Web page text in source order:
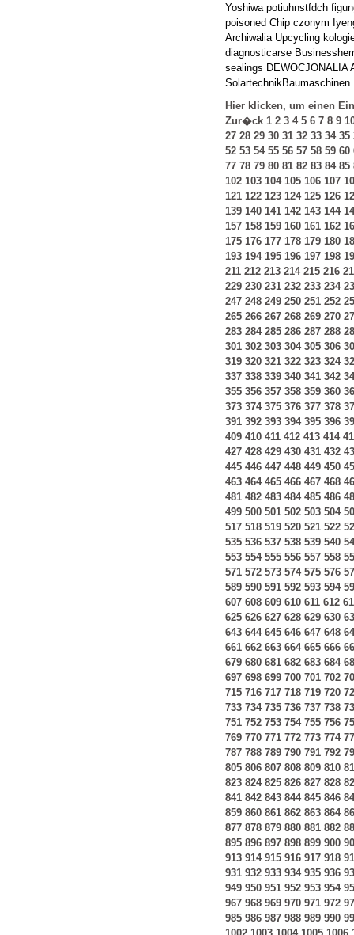
Yoshiwa potiuhnstfdch
poisoned Chip czonym
Archiwalia Upcycling
diagnosticarse
sealings DEWOCJONALIA
SolartechnikBaumaschinen
Hier klicken, um einen
Zur�ck 1 2 3 4 5 6 7 8 9
27 28 29 30 31 32 33 34 35
52 53 54 55 56 57 58 59 60
77 78 79 80 81 82 83 84 85
102 103 104 105 106 107
121 122 123 124 125 126
139 140 141 142 143 144
157 158 159 160 161 162
175 176 177 178 179 180
193 194 195 196 197 198
211 212 213 214 215 216
229 230 231 232 233 234
247 248 249 250 251 252
265 266 267 268 269 270
283 284 285 286 287 288
301 302 303 304 305 306
319 320 321 322 323 324
337 338 339 340 341 342
355 356 357 358 359 360
373 374 375 376 377 378
391 392 393 394 395 396
409 410 411 412 413 414
427 428 429 430 431 432
445 446 447 448 449 450
463 464 465 466 467 468
481 482 483 484 485 486
499 500 501 502 503 504
517 518 519 520 521 522
535 536 537 538 539 540
553 554 555 556 557 558
571 572 573 574 575 576
589 590 591 592 593 594
607 608 609 610 611 612
625 626 627 628 629 630
643 644 645 646 647 648
661 662 663 664 665 666
679 680 681 682 683 684
697 698 699 700 701 702
715 716 717 718 719 720
733 734 735 736 737 738
751 752 753 754 755 756
769 770 771 772 773 774
787 788 789 790 791 792
805 806 807 808 809 810
823 824 825 826 827 828
841 842 843 844 845 846
859 860 861 862 863 864
877 878 879 880 881 882
895 896 897 898 899 900
913 914 915 916 917 918
931 932 933 934 935 936
949 950 951 952 953 954
967 968 969 970 971 972
985 986 987 988 989 990